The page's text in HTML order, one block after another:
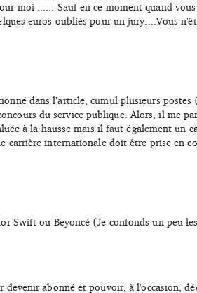
moi ...... Sauf en ce moment quand
euros oubliés pour un jury....Vous
dans l’article, cumul plusieurs
du service publique. Alors, il me
à la hausse mais il faut également un
carrière internationale doit être prise en
Swift ou Beyoncé (Je confonds un peu
abonné et pouvoir, à l'occasion,